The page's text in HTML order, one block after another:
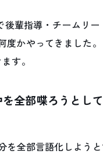
後輩指導・チームリー
度かやってきました
す。
全部喋ろうとし
を全部言語化しよう